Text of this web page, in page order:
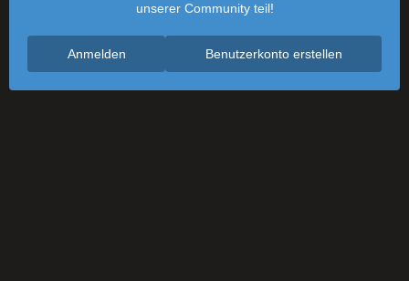
unserer Community teil!
Benutzerkonto erstellen
Anmelden